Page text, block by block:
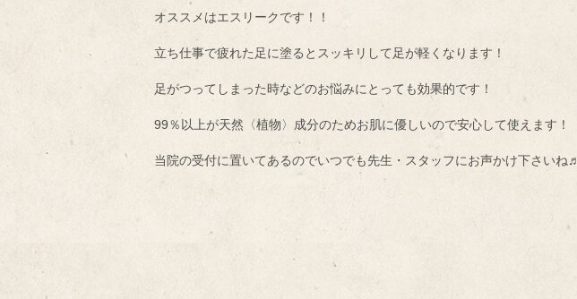
オススメはエスリークです！！
立ち仕事で疲れた足に塗るとスッキリして足が軽くなります！
足がつってしまった時などのお悩みにとっても効果的です！
99％以上が天然〈植物〉成分のためお肌に優しいので安心して使えます！
当院の受付に置いてあるのでいつでも先生・スタッフにお声かけ下さいね♬